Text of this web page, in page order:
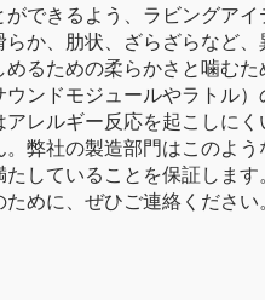
できるよう、ラビングア
か、肋状、ざらざらなど
るための柔らかさと噛む
ンドモジュールやラトル
レルギー反応を起こしに
弊社の製造部門はこのよ
していることを保証しま
めに、ぜひご連絡ください